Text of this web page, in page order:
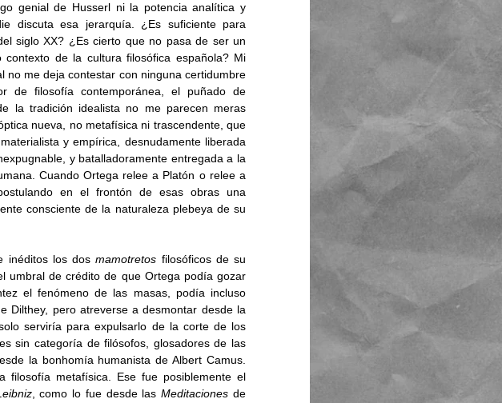
genial de Husserl ni la potencia analítica y
discuta esa jerarquía. ¿Es suficiente para
siglo XX? ¿Es cierto que no pasa de ser un
de la cultura filosófica española? Mi
no me deja contestar con ninguna certidumbre
de filosofía contemporánea, el puñado de
la tradición idealista no me parecen meras
nueva, no metafísica ni trascendente, que
y empírica, desnudamente liberada
y batalladoramente entregada a la
Cuando Ortega relee a Platón o relee a
en el frontón de esas obras una
consciente de la naturaleza plebeya de su
inéditos los dos mamotretos filosóficos de su
umbral de crédito de que Ortega podía gozar
el fenómeno de las masas, podía incluso
Dilthey, pero atreverse a desmontar desde la
serviría para expulsarlo de la corte de los
sin categoría de filósofos, glosadores de las
la bonhomía humanista de Albert Camus.
metafísica. Ese fue posiblemente el
, como lo fue desde las Meditaciones de